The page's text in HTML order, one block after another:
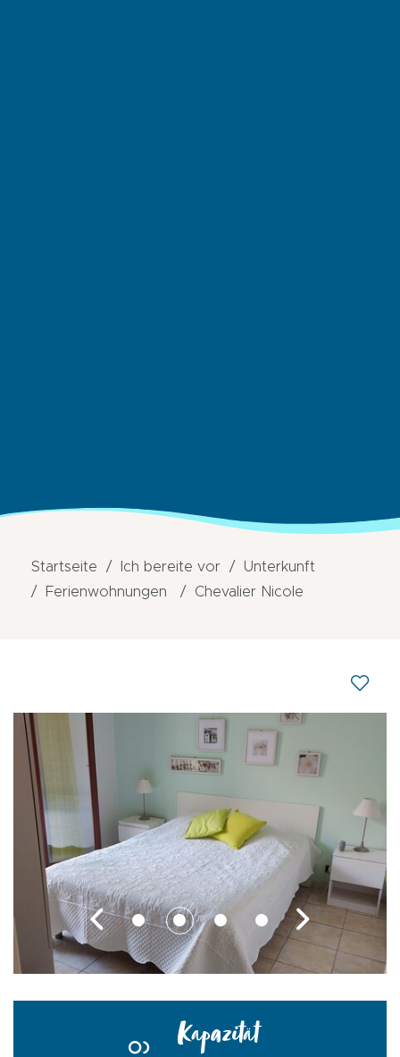
Startseite Ich bereite vor
Unterkunft
Ferienwohnungen
Chevalier Nicole
Kapazität